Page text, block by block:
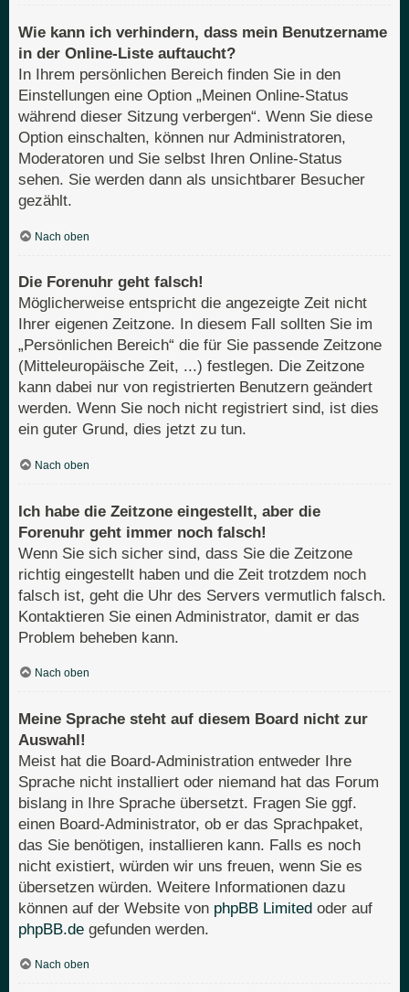
Wie kann ich verhindern, dass mein Benutzername
in der Online-Liste auftaucht?
In Ihrem persönlichen Bereich finden Sie in den
Einstellungen eine Option „Meinen Online-Status
während dieser Sitzung verbergen“. Wenn Sie diese
Option einschalten, können nur Administratoren,
Moderatoren und Sie selbst Ihren Online-Status
sehen. Sie werden dann als unsichtbarer Besucher
gezählt.
Nach oben
Die Forenuhr geht falsch!
Möglicherweise entspricht die angezeigte Zeit nicht
Ihrer eigenen Zeitzone. In diesem Fall sollten Sie im
„Persönlichen Bereich“ die für Sie passende Zeitzone
(Mitteleuropäische Zeit, ...) festlegen. Die Zeitzone
kann dabei nur von registrierten Benutzern geändert
werden. Wenn Sie noch nicht registriert sind, ist dies
ein guter Grund, dies jetzt zu tun.
Nach oben
Ich habe die Zeitzone eingestellt, aber die
Forenuhr geht immer noch falsch!
Wenn Sie sich sicher sind, dass Sie die Zeitzone
richtig eingestellt haben und die Zeit trotzdem noch
falsch ist, geht die Uhr des Servers vermutlich falsch.
Kontaktieren Sie einen Administrator, damit er das
Problem beheben kann.
Nach oben
Meine Sprache steht auf diesem Board nicht zur
Auswahl!
Meist hat die Board-Administration entweder Ihre
Sprache nicht installiert oder niemand hat das Forum
bislang in Ihre Sprache übersetzt. Fragen Sie ggf.
einen Board-Administrator, ob er das Sprachpaket,
das Sie benötigen, installieren kann. Falls es noch
nicht existiert, würden wir uns freuen, wenn Sie es
übersetzen würden. Weitere Informationen dazu
können auf der Website von phpBB Limited oder auf
phpBB.de gefunden werden.
Nach oben